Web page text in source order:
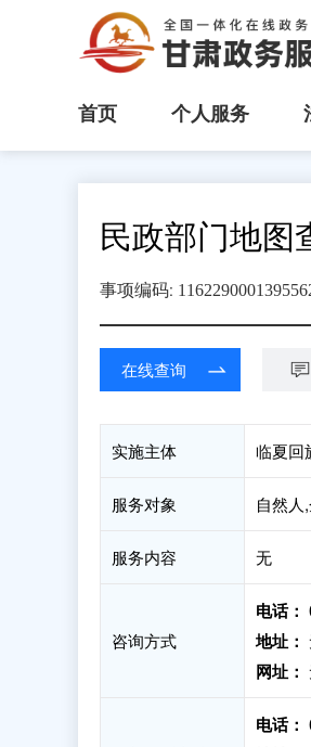
首页 个人服务
民政部门地图
事项编码:
在线查询
实施主体 临夏回
服务对象 自然人
服务内容 无
咨询方式
电话：
地址：
网址：
电话：